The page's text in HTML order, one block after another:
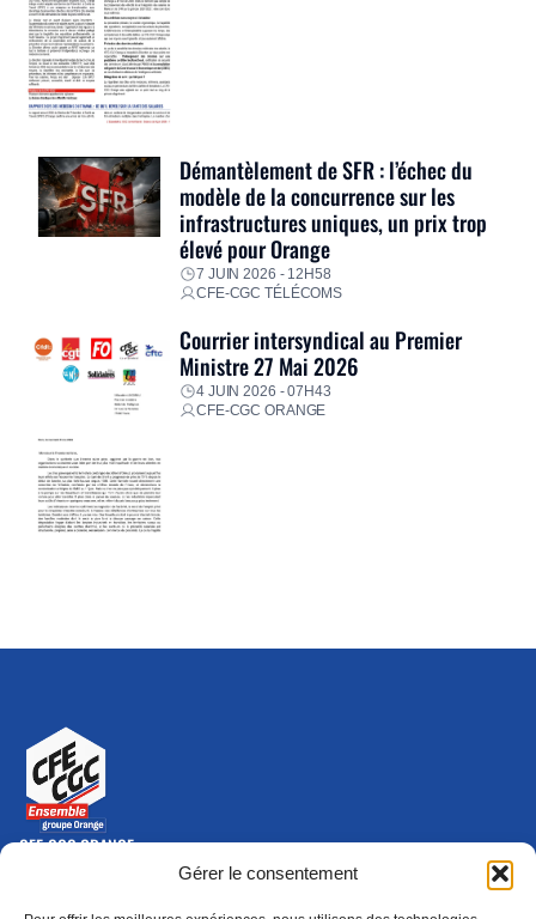
Gérer le consentement
Démantèlement de SFR : l’échec du
modèle de la concurrence sur les
infrastructures uniques, un prix trop
élevé pour Orange
7 JUIN 2026 - 12H58
CFE-CGC TÉLÉCOMS
Courrier intersyndical au Premier
Ministre 27 Mai 2026
4 JUIN 2026 - 07H43
CFE-CGC ORANGE
CFE-CGC ORANGE
10-12 rue Saint Amand, 75015 Paris Cedex 15